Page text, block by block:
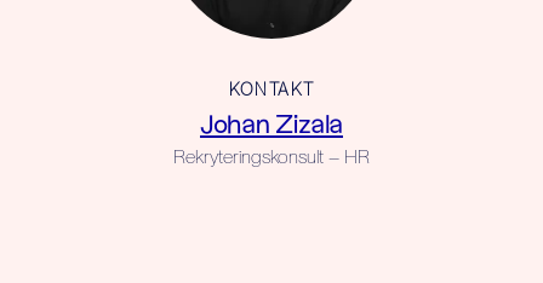
KONTAKT
Johan Zizala
Rekryteringskonsult – HR